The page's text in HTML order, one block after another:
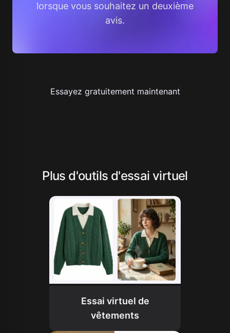
lorsque vous souhaitez un deuxième
avis.
Essayez gratuitement maintenant
Plus d'outils d'essai virtuel
Essai virtuel de
vêtements